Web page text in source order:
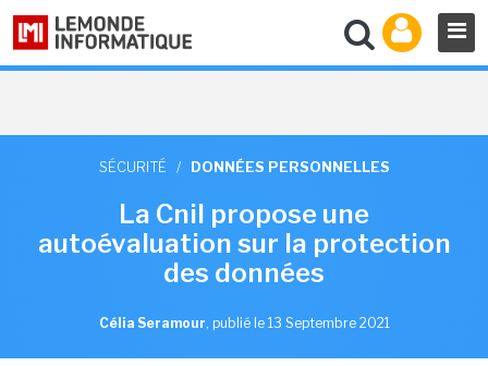
SÉCURITÉ / DONNÉES PERSONNELLES
La Cnil propose une
autoévaluation sur la protection
des données
Célia Seramour, publié le 13 Septembre 2021